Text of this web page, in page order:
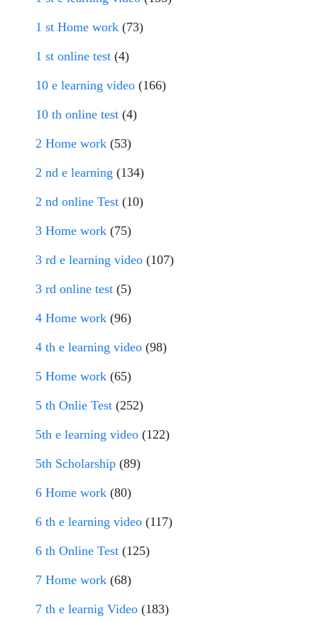
1 st Home work (73)
1 st online test (4)
10 e learning video (166)
10 th online test (4)
2 Home work (53)
2 nd e learning (134)
2 nd online Test (10)
3 Home work (75)
3 rd e learning video (107)
3 rd online test (5)
4 Home work (96)
4 th e learning video (98)
5 Home work (65)
5 th Onlie Test (252)
5th e learning video (122)
5th Scholarship (89)
6 Home work (80)
6 th e learning video (117)
6 th Online Test (125)
7 Home work (68)
7 th e learnig Video (183)